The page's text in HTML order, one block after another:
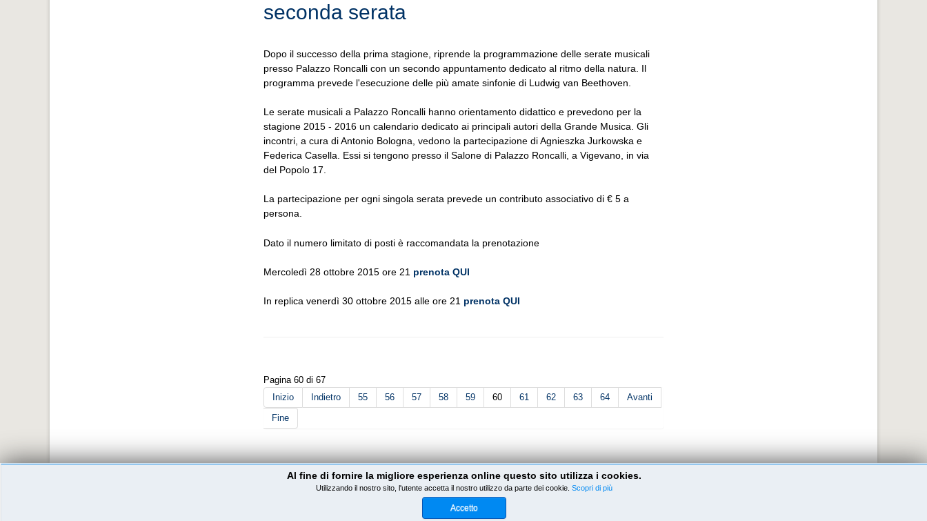
seconda serata
Dopo il successo della prima stagione, riprende la programmazione delle serate musicali
presso Palazzo Roncalli con un secondo appuntamento dedicato al ritmo della natura. Il
programma prevede l'esecuzione delle più amate sinfonie di Ludwig van Beethoven.
Le serate musicali a Palazzo Roncalli hanno orientamento didattico e prevedono per la
stagione 2015 - 2016 un calendario dedicato ai principali autori della Grande Musica. Gli
incontri, a cura di Antonio Bologna, vedono la partecipazione di Agnieszka Jurkowska e
Federica Casella. Essi si tengono presso il Salone di Palazzo Roncalli, a Vigevano, in via
del Popolo 17.
La partecipazione per ogni singola serata prevede un contributo associativo di € 5 a
persona.
Dato il numero limitato di posti è raccomandata la prenotazione
Mercoledì 28 ottobre 2015 ore 21 prenota QUI
In replica venerdì 30 ottobre 2015 alle ore 21 prenota QUI
Pagina 60 di 67
Inizio
Indietro 55 56 57 58 59 60 61 62 63 64
Avanti
Fine
Al fine di fornire la migliore esperienza online questo sito utilizza i cookies.
Utilizzando il nostro sito, l'utente accetta il nostro utilizzo da parte dei cookie. Scopri di più
Accetto
Copyright © By Diapason Consortium, progettazione culturale Designed byVigevano Web